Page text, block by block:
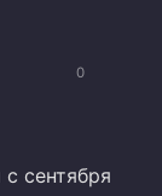
0
сентября